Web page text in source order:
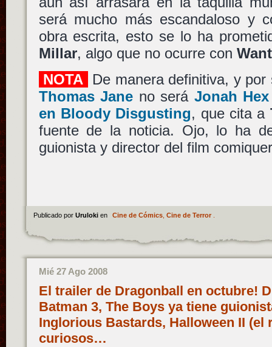
será mucho más escandaloso y
obra escrita, esto se lo ha
Millar, algo que no ocurre con
NOTA
De manera definitiva, y
Thomas Jane no será Jonah Hex
en Bloody Disgusting, que cita a
fuente de la noticia. Ojo, lo ha
guionista y director del film
Publicado por Uruloki en Cine de Cómics, Cine de Terror.
Mié 27 Ago 2008
El trailer de Dragonball en octubre!
Batman 3, The Boys ya tiene
Inglorious Bastards, Halloween II (el
curiosos…